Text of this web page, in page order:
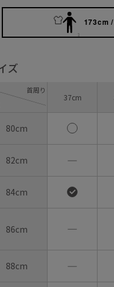
173cm
ズ
首周り
37cm
80cm
82cm ―
84cm
86cm ―
88cm ―